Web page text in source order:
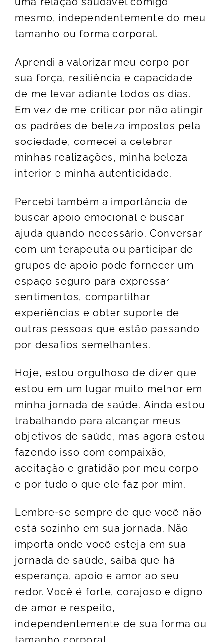
mesmo, independentemente do meu
tamanho ou forma corporal.
Aprendi a valorizar meu corpo por
sua força, resiliência e capacidade
de me levar adiante todos os dias.
Em vez de me criticar por não atingir
os padrões de beleza impostos pela
sociedade, comecei a celebrar
minhas realizações, minha beleza
interior e minha autenticidade.
Percebi também a importância de
buscar apoio emocional e buscar
ajuda quando necessário. Conversar
com um terapeuta ou participar de
grupos de apoio pode fornecer um
espaço seguro para expressar
sentimentos, compartilhar
experiências e obter suporte de
outras pessoas que estão passando
por desafios semelhantes.
Hoje, estou orgulhoso de dizer que
estou em um lugar muito melhor em
minha jornada de saúde. Ainda estou
trabalhando para alcançar meus
objetivos de saúde, mas agora estou
fazendo isso com compaixão,
aceitação e gratidão por meu corpo
e por tudo o que ele faz por mim.
Lembre-se sempre de que você não
está sozinho em sua jornada. Não
importa onde você esteja em sua
jornada de saúde, saiba que há
esperança, apoio e amor ao seu
redor. Você é forte, corajoso e digno
de amor e respeito,
independentemente de sua forma ou
tamanho corporal.